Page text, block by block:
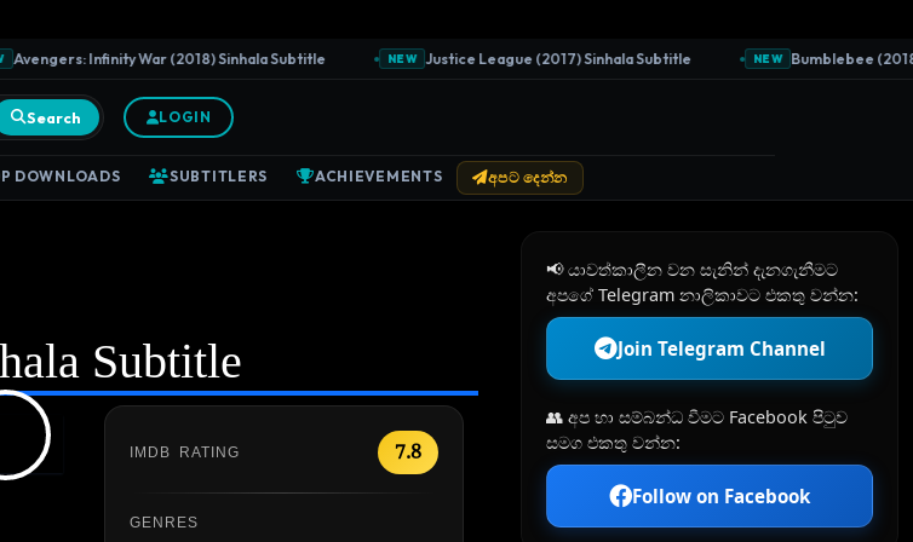
Infinity War (2018) Sinhala Subtitle NEW Justice League (2017) Sinhala Subtitle NEW Bumblebee (2018)
Search LOGIN
DOWNLOADS SUBTITLERS ACHIEVEMENTS අපට දෙන්න
Subtitle
IMDB RATING 7.8
GENRES
📢 යාවත්කාලීන වන සැනින් දැනගැනීමට
අපගේ Telegram නාලිකාවට එකතු වන්න:
Join Telegram Channel
👥 අප හා සම්බන්ධ වීමට Facebook පිටුව
සමග එකතු වන්න:
Follow on Facebook